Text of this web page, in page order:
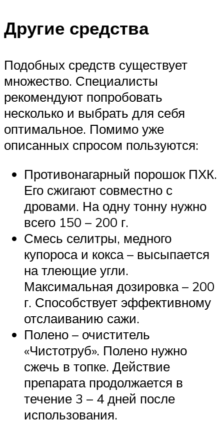
Другие средства
Подобных средств существует
множество. Специалисты
рекомендуют попробовать
несколько и выбрать для себя
оптимальное. Помимо уже
описанных спросом пользуются:
Противонагарный порошок ПХК.
Его сжигают совместно с
дровами. На одну тонну нужно
всего 150 – 200 г.
Смесь селитры, медного
купороса и кокса – высыпается
на тлеющие угли.
Максимальная дозировка – 200
г. Способствует эффективному
отслаиванию сажи.
Полено – очиститель
«Чистотруб». Полено нужно
сжечь в топке. Действие
препарата продолжается в
течение 3 – 4 дней после
использования.